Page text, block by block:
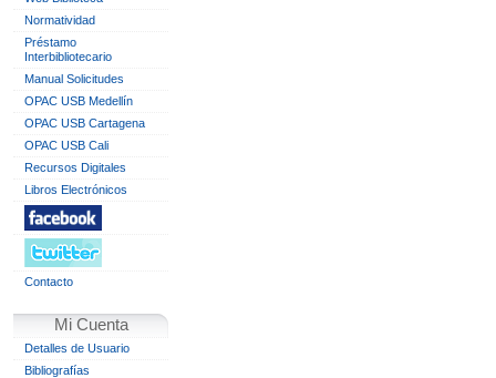
Normatividad
Préstamo
Interbibliotecario
Manual Solicitudes
OPAC USB Medellín
OPAC USB Cartagena
OPAC USB Cali
Recursos Digitales
Libros Electrónicos
Contacto
Mi Cuenta
Detalles de Usuario
Bibliografías